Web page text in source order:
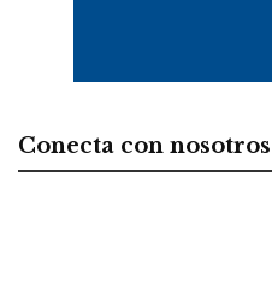
Conecta con nosotros